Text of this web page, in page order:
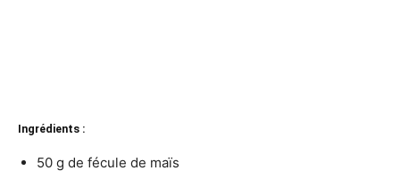
Ingrédients :
50 g de fécule de maïs